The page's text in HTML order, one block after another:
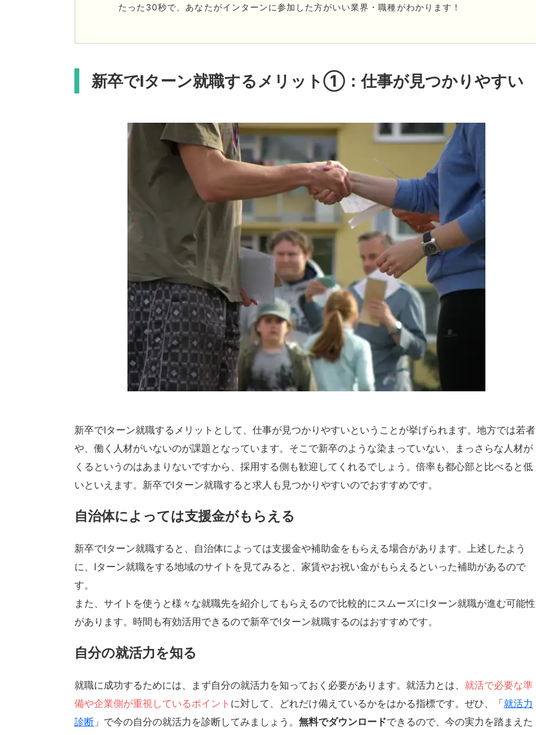
たった30秒で、あなたがインターンに参加した方がいい業界・職種がわかります！
新卒でIターン就職するメリット①：仕事が見つかりやすい
新卒でIターン就職するメリットとして、仕事が見つかりやすいということが挙げられます。地方では若者
や、働く人材がいないのが課題となっています。そこで新卒のような染まっていない、まっさらな人材が
くるというのはあまりないですから、採用する側も歓迎してくれるでしょう。倍率も都心部と比べると低
いといえます。新卒でIターン就職すると求人も見つかりやすいのでおすすめです。
自治体によっては支援金がもらえる
新卒でIターン就職すると、自治体によっては支援金や補助金をもらえる場合があります。上述したよう
に、Iターン就職をする地域のサイトを見てみると、家賃やお祝い金がもらえるといった補助があるので
す。
また、サイトを使うと様々な就職先を紹介してもらえるので比較的にスムーズにIターン就職が進む可能性
があります。時間も有効活用できるので新卒でIターン就職するのはおすすめです。
自分の就活力を知る
就職に成功するためには、まず自分の就活力を知っておく必要があります。就活力とは、 就活で必要な準
備や企業側が重視しているポイント に対して、どれだけ備えているかをはかる指標です。ぜひ、「就活力
診断 」で今の自分の就活力を診断してみましょう。 無料でダウンロードできるので、今の実力を踏まえた